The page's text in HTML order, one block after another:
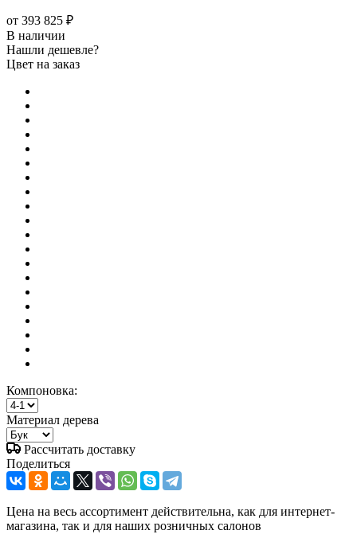
от 393 825 ₽
В наличии
Нашли дешевле?
Цвет на заказ
Компоновка:
Материал дерева
Рассчитать доставку
Поделиться
Цена на весь ассортимент действительна, как для интернет-
магазина, так и для наших розничных салонов